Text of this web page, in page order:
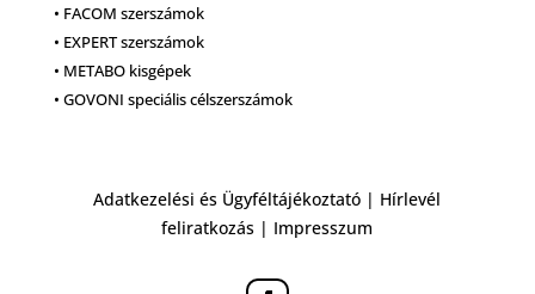
• FACOM szerszámok
• EXPERT szerszámok
• METABO kisgépek
• GOVONI speciális célszerszámok
Adatkezelési és Ügyféltájékoztató | Hírlevél
feliratkozás | Impresszum